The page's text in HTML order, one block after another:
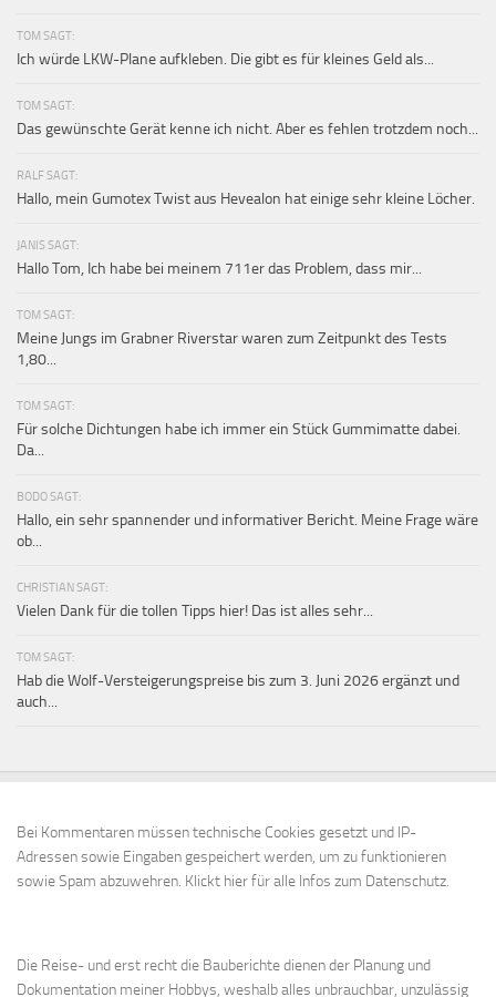
TOM SAGT:
Ich würde LKW-Plane aufkleben. Die gibt es für kleines Geld als...
TOM SAGT:
Das gewünschte Gerät kenne ich nicht. Aber es fehlen trotzdem noch...
RALF SAGT:
Hallo, mein Gumotex Twist aus Hevealon hat einige sehr kleine Löcher.
JANIS SAGT:
Hallo Tom, Ich habe bei meinem 711er das Problem, dass mir...
TOM SAGT:
Meine Jungs im Grabner Riverstar waren zum Zeitpunkt des Tests
1,80...
TOM SAGT:
Für solche Dichtungen habe ich immer ein Stück Gummimatte dabei.
Da...
BODO SAGT:
Hallo, ein sehr spannender und informativer Bericht. Meine Frage wäre
ob...
CHRISTIAN SAGT:
Vielen Dank für die tollen Tipps hier! Das ist alles sehr...
TOM SAGT:
Hab die Wolf-Versteigerungspreise bis zum 3. Juni 2026 ergänzt und
auch...
Bei Kommentaren müssen technische Cookies gesetzt und IP-
Adressen sowie Eingaben gespeichert werden, um zu funktionieren
sowie Spam abzuwehren. Klickt hier für alle Infos zum Datenschutz.
Die Reise- und erst recht die Bauberichte dienen der Planung und
Dokumentation meiner Hobbys, weshalb alles unbrauchbar, unzulässig